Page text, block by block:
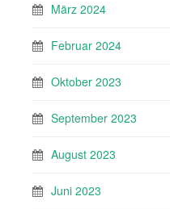
März 2024
Februar 2024
Oktober 2023
September 2023
August 2023
Juni 2023